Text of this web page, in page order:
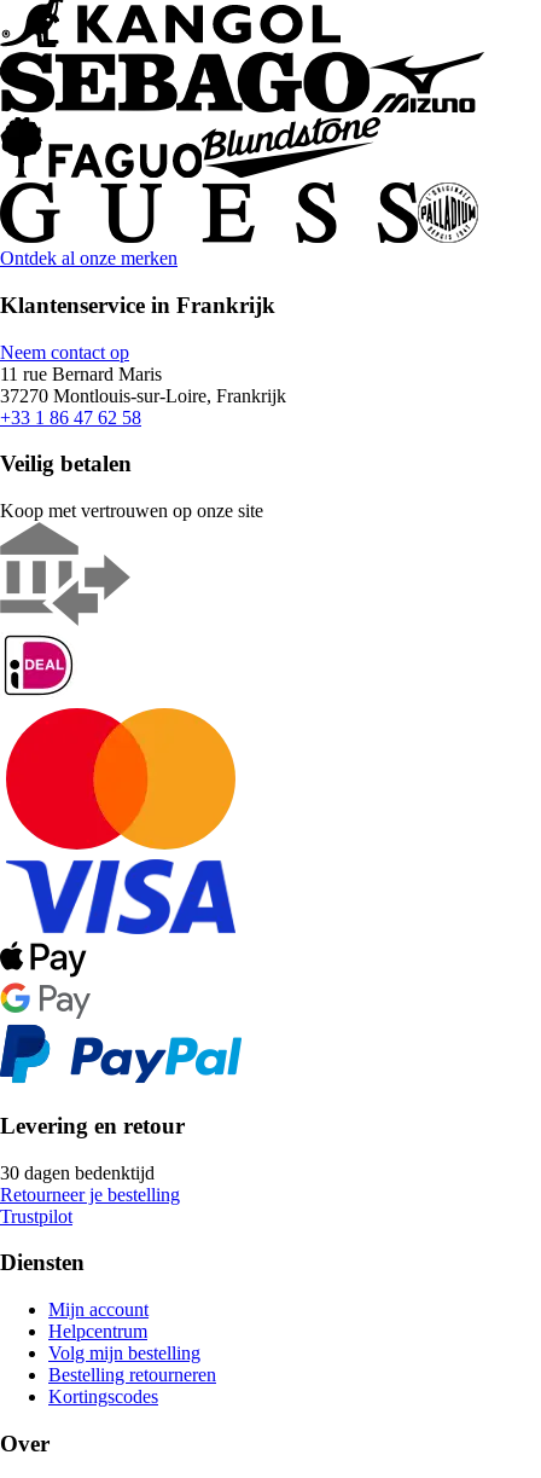
Ontdek al onze merken
Klantenservice in Frankrijk
Neem contact op
11 rue Bernard Maris
37270 Montlouis-sur-Loire, Frankrijk
+33 1 86 47 62 58
Veilig betalen
Koop met vertrouwen op onze site
Levering en retour
30 dagen bedenktijd
Retourneer je bestelling
Trustpilot
Diensten
Mijn account
Helpcentrum
Volg mijn bestelling
Bestelling retourneren
Kortingscodes
Over